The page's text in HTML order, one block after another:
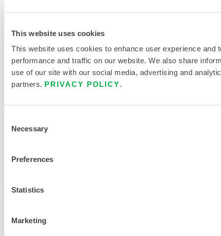
This website uses cookies
This website uses cookies to enhance user experience and
performance and traffic on our website. We also share
use of our site with our social media, advertising and
partners. PRIVACY POLICY.
Selection
Necessary
Preferences
Statistics
Marketing
CleanMax®
Sauber
hergestellter